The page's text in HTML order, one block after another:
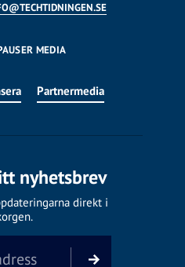
MEDIA
Partnermedia
nyhetsbrev
direkt i